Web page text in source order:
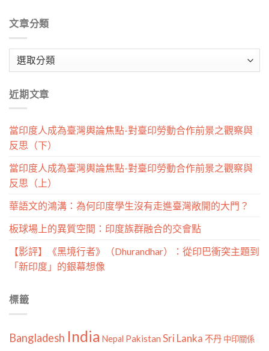
文章分類
類
近期文章
當印度人成為臺灣輿論焦點-對臺印勞動合作前景之觀察與
反思（下）
當印度人成為臺灣輿論焦點-對臺印勞動合作前景之觀察與
反思（上）
華語文的鴻溝：為何印度學生沒有走進臺灣敞開的大門？
板球場上的異質空間：印度族群融合的交會點
【影評】《黑境行者》（Dhurandhar）：從印巴衝突主題到
「新印度」的銀幕想像
標籤
Bangladesh India Nepal Pakistan Sri Lanka 不丹 中印關係